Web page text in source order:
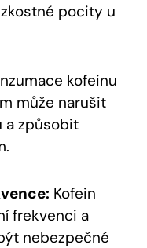
pocity u
kofeinu
může ​narušit
⁤a ⁢způsobit
Kofein
frekvenci ⁢a
nebezpečné